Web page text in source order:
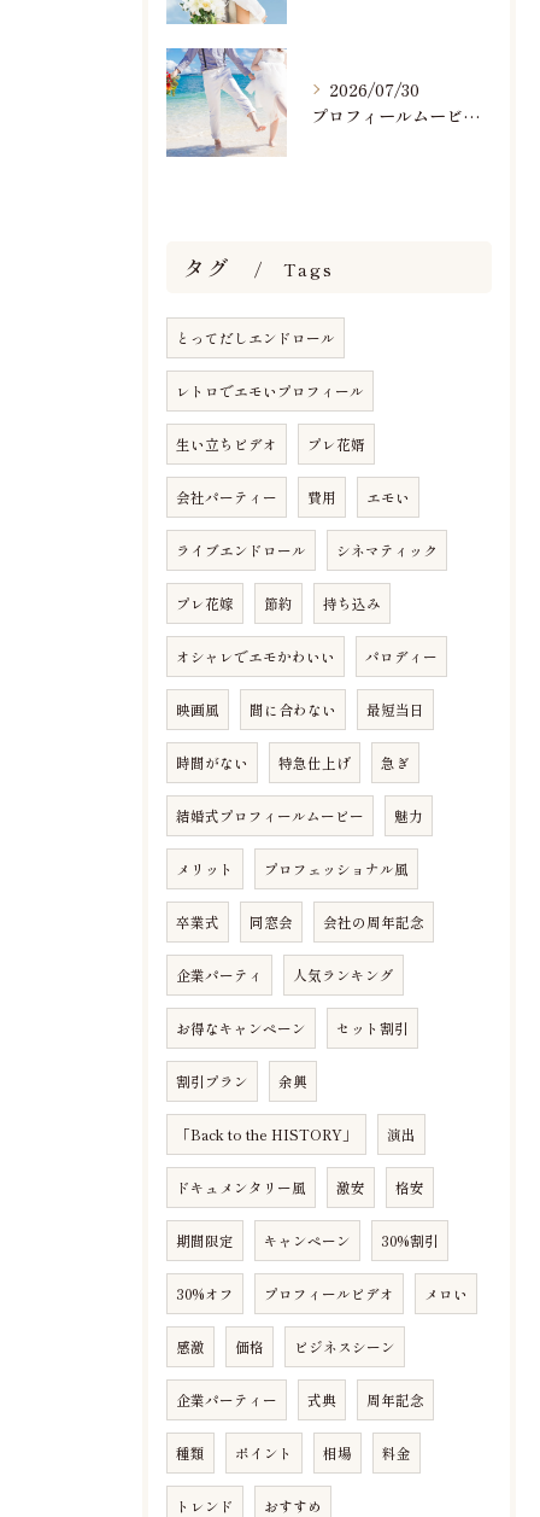
2026/07/30
プロフィールムービーで人気おすすめのBGM楽曲ランキング！(7/29最新)
タグ Tags
とってだしエンドロール
レトロでエモいプロフィール
生い立ちビデオ プレ花婿
会社パーティー 費用 エモい
ライブエンドロール シネマティック
プレ花嫁 節約 持ち込み
オシャレでエモかわいい パロディー
映画風 間に合わない 最短当日
時間がない 特急仕上げ 急ぎ
結婚式プロフィールムービー 魅力
メリット プロフェッショナル風
卒業式 同窓会 会社の周年記念
企業パーティ 人気ランキング
お得なキャンペーン セット割引
割引プラン 余興
「Back to the HISTORY」 演出
ドキュメンタリー風 激安 格安
期間限定 キャンペーン 30%割引
30%オフ プロフィールビデオ メロい
感激 価格 ビジネスシーン
企業パーティー 式典 周年記念
種類 ポイント 相場 料金
トレンド おすすめ